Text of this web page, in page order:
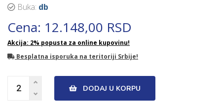
Buka: db
Cena: 12.148,00 RSD
Akcija: 2% popusta za online kupovinu!
Besplatna isporuka na teritoriji Srbije!
DODAJ U KORPU